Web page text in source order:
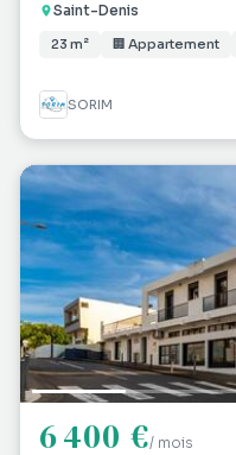
Saint-Denis
23 m² 🏢 Appartement
SORIM
6 400 €/ mois